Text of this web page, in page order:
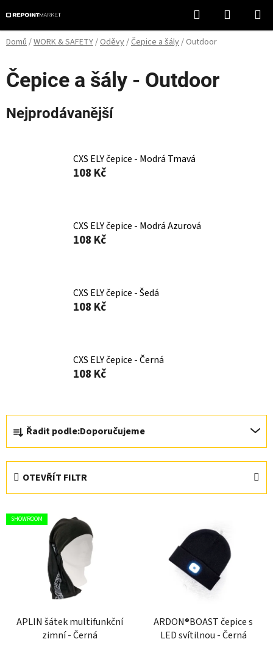
na
obsah
Hledat
KOŠÍK
Domů/WORK & SAFETY/Oděvy/Čepice a šály/ Outdoor
Čepice a šály - Outdoor
Nejprodávanější
CXS ELY čepice - Modrá Tmavá
108 Kč
CXS ELY čepice - Modrá Azurová
108 Kč
CXS ELY čepice - Šedá
108 Kč
CXS ELY čepice - Černá
108 Kč
z
p
Řadit podle:Doporučujeme
OTEVŘÍT FILTR
V
ý
SHOWROOM
APLIN šátek multifunkční
zimní - Černá
ARDON®BOAST čepice s
LED svítilnou - Černá